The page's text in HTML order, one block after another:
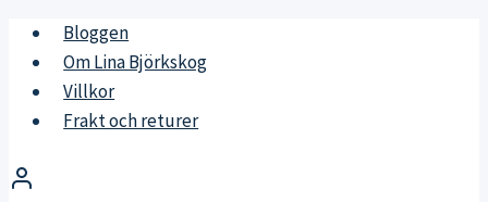
Skip
content
Bloggen
Om Lina Björkskog
Villkor
Frakt och returer